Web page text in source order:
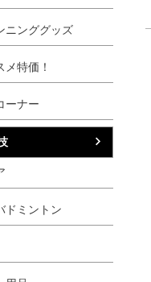
ニンググッズ
メ特価！
ーナー
ドミントン